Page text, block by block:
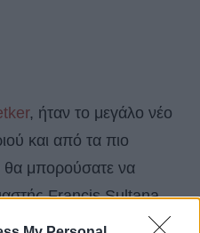
, ήταν το μεγάλο νέο
και από τα πιο
θα μπορούσατε να
Francis Sultana
νότες σε αυτή την